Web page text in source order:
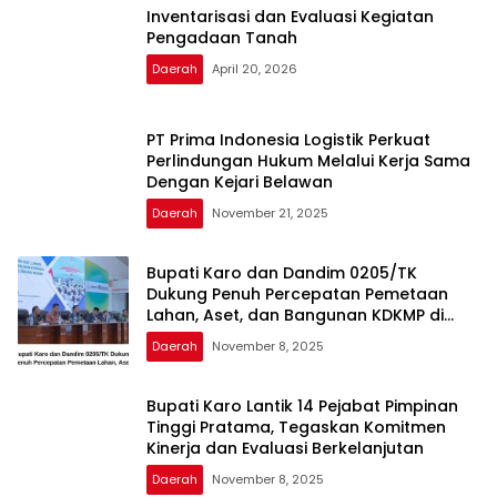
Inventarisasi dan Evaluasi Kegiatan
Pengadaan Tanah
Daerah April 20, 2026
PT Prima Indonesia Logistik Perkuat
Perlindungan Hukum Melalui Kerja Sama
Dengan Kejari Belawan
Daerah November 21, 2025
Bupati Karo dan Dandim 0205/TK
Dukung Penuh Percepatan Pemetaan
Lahan, Aset, dan Bangunan KDKMP di
Kabupaten Karo
Daerah November 8, 2025
Bupati Karo Lantik 14 Pejabat Pimpinan
Tinggi Pratama, Tegaskan Komitmen
Kinerja dan Evaluasi Berkelanjutan
Daerah November 8, 2025